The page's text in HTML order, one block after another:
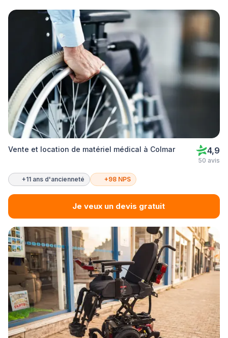
Vente et location de matériel médical à Colmar 4,9
50 avis
+11 ans d'ancienneté +98 NPS
Je veux un devis gratuit